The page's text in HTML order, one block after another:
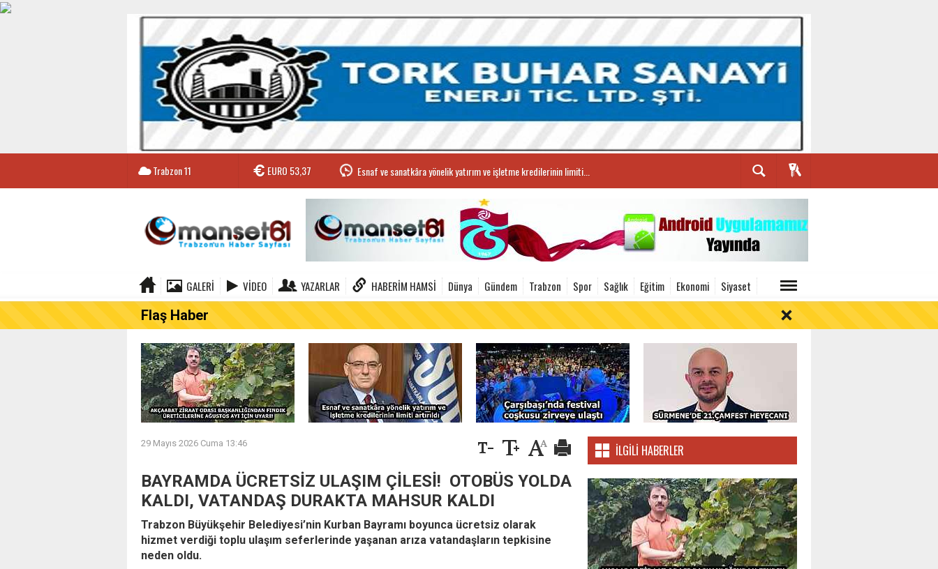
Trabzon11 EURO53,37 Esnaf ve sanatkâra yönelik yatırım ve işletme kredilerinin limiti...
GALERI VIDEO YAZARLAR HABERIM HAMSI Dünya Gündem Trabzon Spor Sağlık Eğitim Ekonomi Siyaset
Flaş Haber
AKÇAABAT ZİRAAT ODASI BAŞKANLIĞINDAN FINDIK ÜRETİCİLERİNE AĞUSTOS AYI İÇİN UYARI!
29 Mayıs 2026 Cuma 13:46
BAYRAMDA ÜCRETSİZ ULAŞIM ÇİLESİ! OTOBÜS YOLDA
KALDI, VATANDAŞ DURAKTA MAHSUR KALDI
Trabzon Büyükşehir Belediyesi’nin Kurban Bayramı boyunca ücretsiz olarak
hizmet verdiği toplu ulaşım seferlerinde yaşanan arıza vatandaşların tepkisine
neden oldu.
İLGILI HABERLER